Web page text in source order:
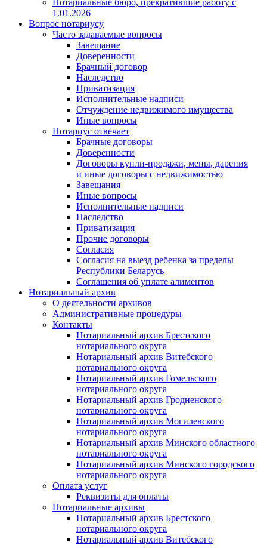
1.01.2026
Вопрос нотариусу
Часто задаваемые вопросы
Завещание
Доверенности
Брачный договор
Наследство
Приватизация
Исполнительные надписи
Отчуждение недвижимого имущества
Иные вопросы
Нотариус отвечает
Брачные договоры
Доверенности
Договоры купли-продажи, мены, дарения
и иные договоры с недвижимостью
Завещания
Иные вопросы
Исполнительные надписи
Наследство
Приватизация
Прочие договоры
Согласия
Согласия на выезд ребенка за пределы
Республики Беларусь
Соглашения об уплате алиментов
Нотариальный архив
О деятельности архивов
Административные процедуры
Контакты
Нотариальный архив Брестского
нотариального округа
Нотариальный архив Витебского
нотариального округа
Нотариальный архив Гомельского
нотариального округа
Нотариальный архив Гродненского
нотариального округа
Нотариальный архив Могилевского
нотариального округа
Нотариальный архив Минского областного
нотариального округа
Нотариальный архив Минского городского
нотариального округа
Оплата услуг
Реквизиты для оплаты
Нотариальные архивы
Нотариальный архив Брестского
нотариального округа
Нотариальный архив Витебского